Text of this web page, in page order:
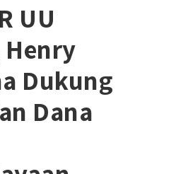
UU
Henry
Dukung
Dana